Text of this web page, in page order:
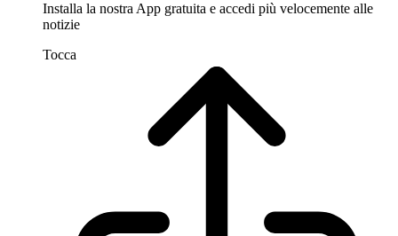
Installa la nostra App gratuita e accedi più velocemente alle
notizie
Tocca